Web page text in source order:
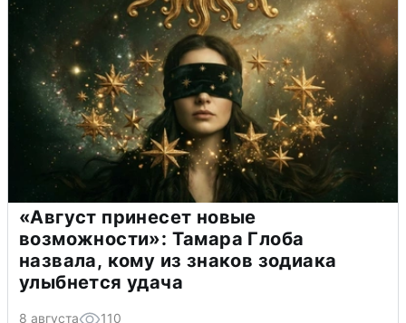
«Август принесет новые
возможности»: Тамара Глоба
назвала, кому из знаков зодиака
улыбнется удача
8 августа 110